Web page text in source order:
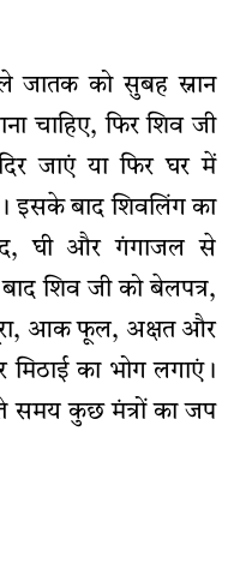
जातक को सुबह स्नान
चाहिए, फिर शिव जी
जाएं या फिर घर में
इसके बाद शिवलिंग का
घी और गंगाजल से
शिव जी को बेलपत्र,
आक फूल, अक्षत और
मिठाई का भोग लगाएं।
समय कुछ मंत्रों का जप